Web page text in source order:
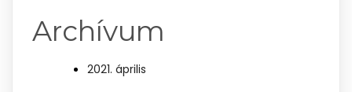
Archívum
2021. április